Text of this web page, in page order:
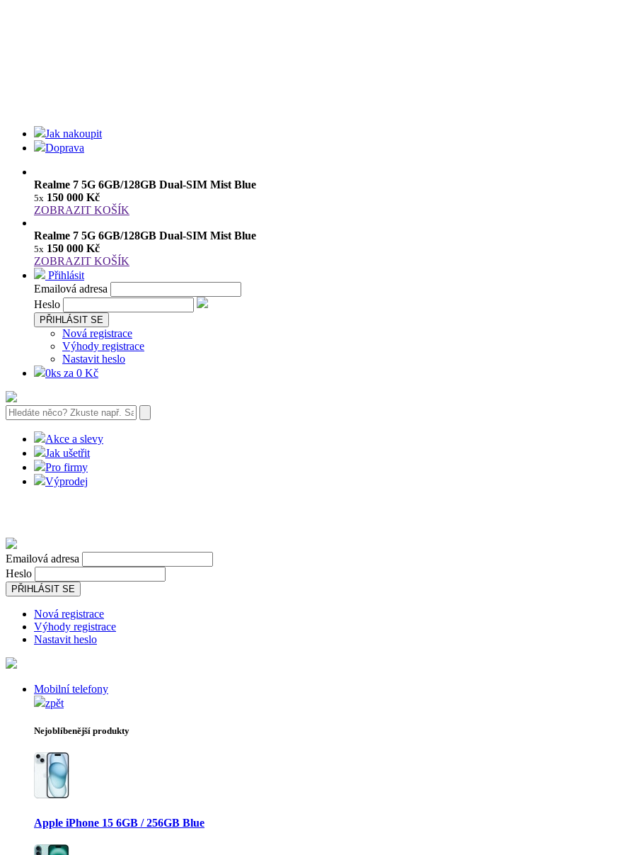
Jak nakoupit
Doprava
Realme 7 5G 6GB/128GB Dual-SIM Mist Blue
5x 150 000 Kč
ZOBRAZIT KOŠÍK
Realme 7 5G 6GB/128GB Dual-SIM Mist Blue
5x 150 000 Kč
ZOBRAZIT KOŠÍK
Přihlásit
Emailová adresa
Heslo
PŘIHLÁSIT SE
Nová registrace
Výhody registrace
Nastavit heslo
0ks za 0 Kč
Akce a slevy
Jak ušetřit
Pro firmy
Výprodej
Emailová adresa
Heslo
PŘIHLÁSIT SE
Nová registrace
Výhody registrace
Nastavit heslo
Mobilní telefony
zpět
Nejoblíbenější produkty
Apple iPhone 15 6GB / 256GB Blue